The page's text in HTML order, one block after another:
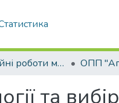
Кваліфікаційні роботи магістрів ОПП
та